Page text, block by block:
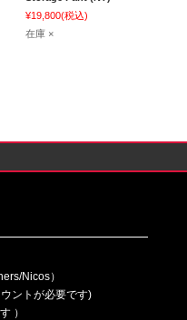
¥19,800(税込)
在庫 ×
Nicos）
ントが必要です)
）